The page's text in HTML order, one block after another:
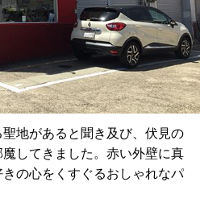
地があると聞き及び、伏見の
魔してきました。赤い外壁に真
の心をくすぐるおしゃれなパ